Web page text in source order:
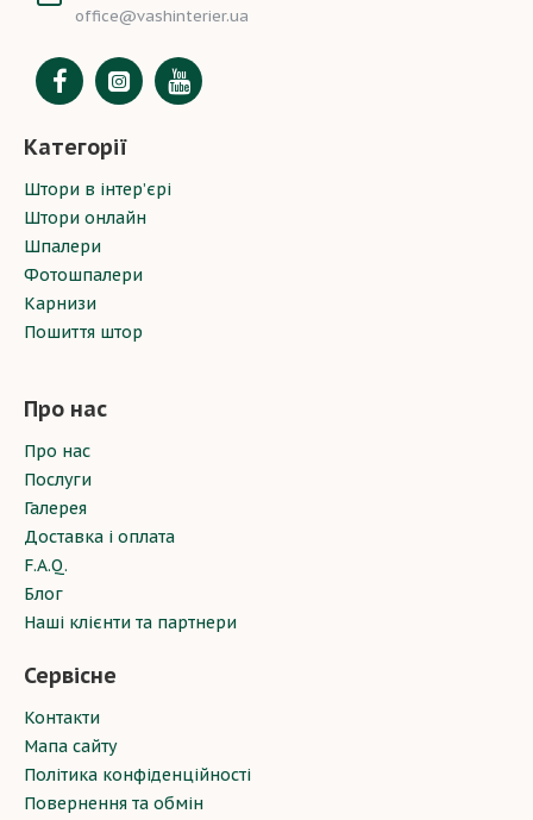
office@vashinterier.ua
Категорії
Штори в інтер’єрі
Штори онлайн
Шпалери
Фотошпалери
Карнизи
Пошиття штор
Про нас
Про нас
Послуги
Галерея
Доставка і оплата
F.A.Q.
Блог
Наші клієнти та партнери
Сервісне
Контакти
Мапа сайту
Політика конфіденційності
Повернення та обмін